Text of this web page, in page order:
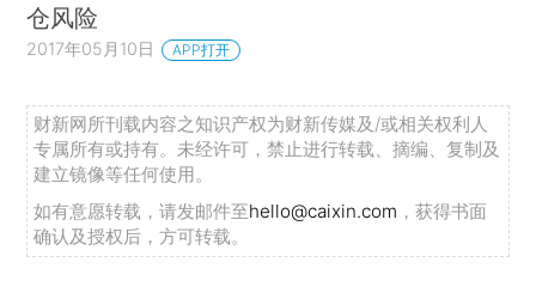
仓风险
2017年05月10日 APP打开
财新网所刊载内容之知识产权为财新传媒及/或相关权利人
专属所有或持有。未经许可，禁止进行转载、摘编、复制及
建立镜像等任何使用。
如有意愿转载，请发邮件至hello@caixin.com ，获得书面
确认及授权后，方可转载。